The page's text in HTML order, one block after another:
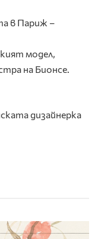
в Париж –
модел,
на Бионсе.
дизайнерка